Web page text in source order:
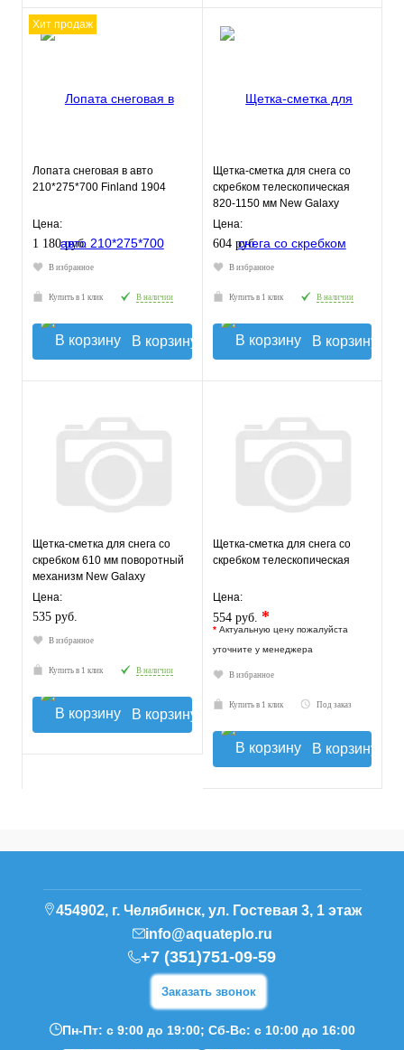
Хит продаж
Лопата снеговая в авто
210*275*700 Finland 1904
Цена:
1 180 руб.
В избранное
Купить в 1 клик В наличии
В корзину
Щетка-сметка для снега со
скребком телескопическая
820-1150 мм New Galaxy
Цена:
604 руб.
В избранное
Купить в 1 клик В наличии
В корзину
Щетка-сметка для снега со
скребком 610 мм поворотный
механизм New Galaxy
Цена:
535 руб.
В избранное
Купить в 1 клик В наличии
В корзину
Щетка-сметка для снега со
скребком телескопическая
Цена:
554 руб. *
* Актуальную цену пожалуйста
уточните у менеджера
В избранное
Купить в 1 клик Под заказ
В корзину
454902, г. Челябинск, ул. Гостевая 3, 1 этаж
info@aquateplo.ru
+7 (351)751-09-59
Заказать звонок
Пн-Пт: с 9:00 до 19:00; Сб-Вс: с 10:00 до 16:00